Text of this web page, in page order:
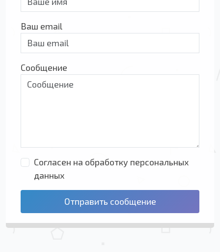
Ваш email
Сообщение
Согласен на обработку персональных
данных
Отправить сообщение